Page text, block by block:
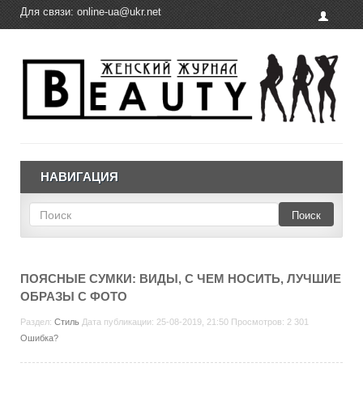
Для связи: online-ua@ukr.net
НАВИГАЦИЯ
Поиск
ПОЯСНЫЕ СУМКИ: ВИДЫ, С ЧЕМ НОСИТЬ, ЛУЧШИЕ
ОБРАЗЫ С ФОТО
Раздел: Стиль Дата публикации: 25-08-2019, 21:50 Просмотров: 2 301
Ошибка?